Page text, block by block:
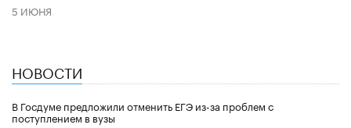
5 ИЮНЯ
НОВОСТИ
В Госдуме предложили отменить ЕГЭ из-за проблем с
поступлением в вузы